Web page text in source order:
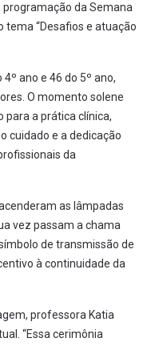
da Semana
“Desafios e atuação
ano e 46 do 5º ano,
O momento solene
para a prática clínica,
cuidado e a dedicação
da
as lâmpadas
vez passam a chama
de transmissão de
à continuidade da
professora Katia
“Essa cerimônia